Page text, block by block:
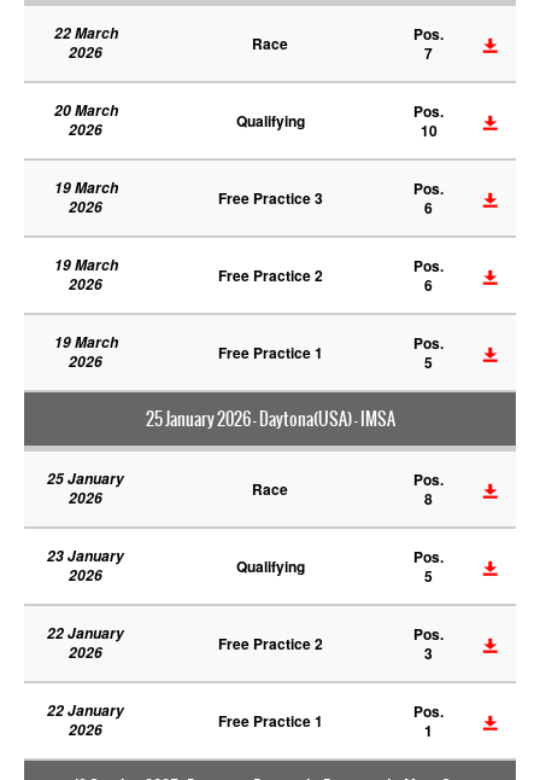
22 March
2026
Race
Pos.
7
20 March
2026
Qualifying
Pos.
10
19 March
2026
Free Practice 3
Pos.
6
19 March
2026
Free Practice 2
Pos.
6
19 March
2026
Free Practice 1
Pos.
5
25 January 2026 - Daytona(USA) - IMSA
25 January
2026
Race
Pos.
8
23 January
2026
Qualifying
Pos.
5
22 January
2026
Free Practice 2
Pos.
3
22 January
2026
Free Practice 1
Pos.
1